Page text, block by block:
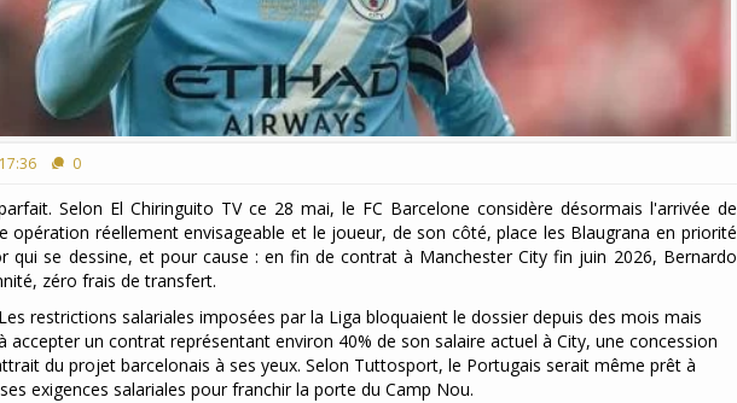
0
Selon El Chiringuito TV ce 28 mai, le FC Barcelone considère désormais l'arrivée de
opération réellement envisageable et le joueur, de son côté, place les Blaugrana en priorité
qui se dessine, et pour cause : en fin de contrat à Manchester City fin juin 2026, Bernardo
zéro frais de transfert.
restrictions salariales imposées par la Liga bloquaient le dossier depuis des mois mais
accepter un contrat représentant environ 40% de son salaire actuel à City, une concession
du projet barcelonais à ses yeux. Selon Tuttosport, le Portugais serait même prêt à
exigences salariales pour franchir la porte du Camp Nou.